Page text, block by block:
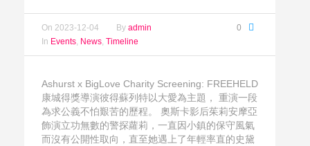
0
On 2023-12-04 By admin
In Events News Timeline
Ashurst x BigLove Charity Screening: FREEHELD
康城得獎導演彼得蘇列特以大愛為主題， 重演一段
為求公義不怕艱苦的歷程。 奧斯卡影后茱莉安摩亞
飾演立功無數的警探蘿莉，一直因小鎮的保守風氣
而沒有公開性取向，直至她遇上了年輕率直的史黛